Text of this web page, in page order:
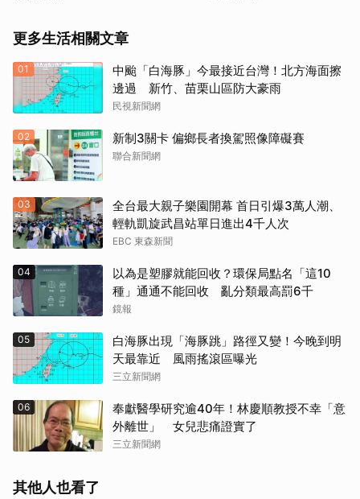
更多生活相關文章
01
中颱「白海豚」今最接近台灣！北方海面擦
邊過 新竹、苗栗山區防大豪雨
民視新聞網
02 新制3關卡 偏鄉長者換駕照像障礙賽
聯合新聞網
03
全台最大親子樂園開幕 首日引爆3萬人潮、
輕軌凱旋武昌站單日進出4千人次
EBC 東森新聞
04
以為是塑膠就能回收？環保局點名「這10
種」通通不能回收 亂分類最高罰6千
鏡報
05
白海豚出現「海豚跳」路徑又變！今晚到明
天最靠近 風雨搖滾區曝光
三立新聞網
06
奉獻醫學研究逾40年！林慶順教授不幸「意
外離世」 女兒悲痛證實了
三立新聞網
其他人也看了